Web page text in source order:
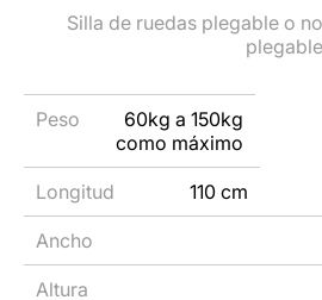
60kg a 150kg
como máximo
110 cm